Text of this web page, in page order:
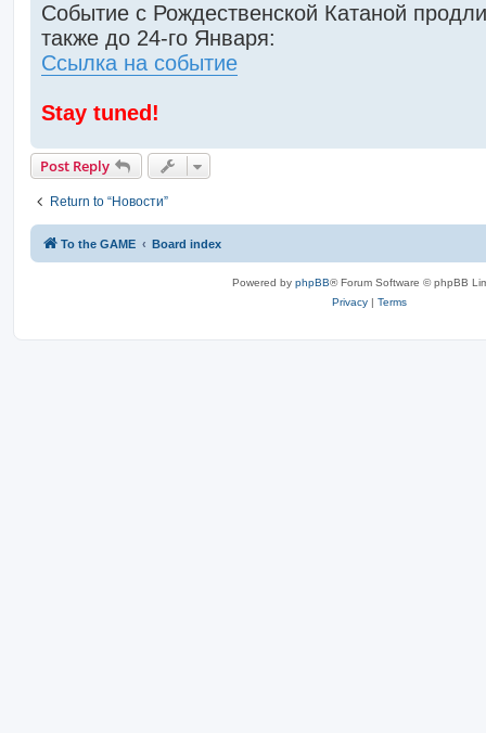
Событие с Рождественской Катаной
также до 24-го Января:
Ссылка на событие
Stay tuned!
Post Reply
Return to “Новости”
To the GAME Board index
Powered by phpBB® Forum Software © phpBB
Privacy
Terms